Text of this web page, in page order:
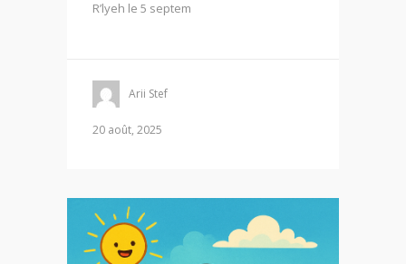
R’lyeh le 5 septem
Arii Stef
20 août, 2025